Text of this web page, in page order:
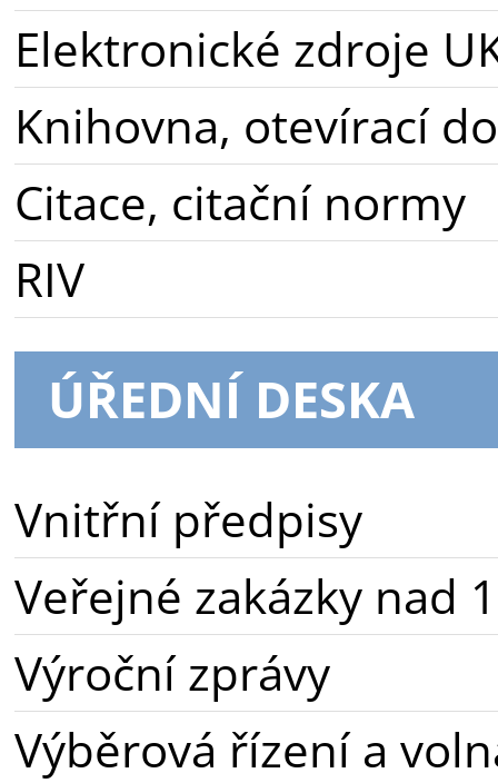
Elektronické zdroje
Knihovna, otevírací
Citace, citační normy
RIV
ÚŘEDNÍ DESKA
Vnitřní předpisy
Veřejné zakázky nad
Výroční zprávy
Výběrová řízení a